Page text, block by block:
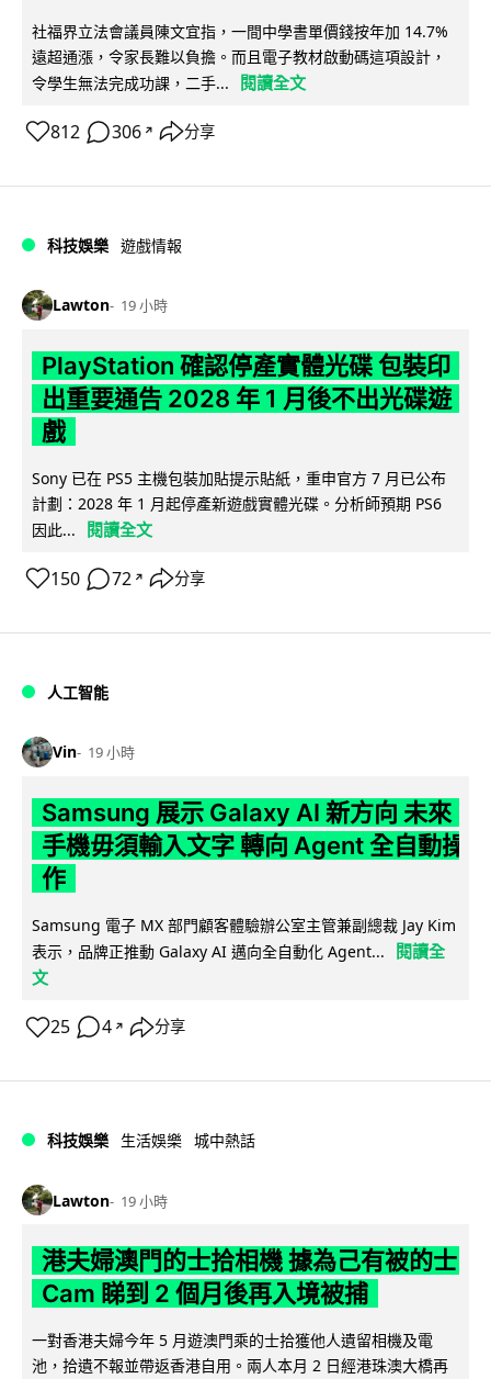
社福界立法會議員陳文宜指，一間中學書單價錢按年加 14.7%
遠超通漲，令家長難以負擔。而且電子教材啟動碼這項設計，
令學生無法完成功課，二手...
閱讀全文
812 306 ↗ 分享
科技娛樂 遊戲情報
Lawton 19 小時
PlayStation 確認停產實體光碟 包裝印
出重要通告 2028 年 1 月後不出光碟遊
戲
Sony 已在 PS5 主機包裝加貼提示貼紙，重申官方 7 月已公布
計劃：2028 年 1 月起停產新遊戲實體光碟。分析師預期 PS6
因此...
閱讀全文
150 72 ↗ 分享
人工智能
Vin 19 小時
Samsung 展示 Galaxy AI 新方向 未來
手機毋須輸入文字 轉向 Agent 全自動操
作
Samsung 電子 MX 部門顧客體驗辦公室主管兼副總裁 Jay Kim
表示，品牌正推動 Galaxy AI 邁向全自動化 Agent...
閱讀全
文
25 4 ↗ 分享
科技娛樂 生活娛樂 城中熱話
Lawton 19 小時
港夫婦澳門的士拾相機 據為己有被的士
Cam 睇到 2 個月後再入境被捕
一對香港夫婦今年 5 月遊澳門乘的士拾獲他人遺留相機及電
池，拾遺不報並帶返香港自用。兩人本月 2 日經港珠澳大橋再